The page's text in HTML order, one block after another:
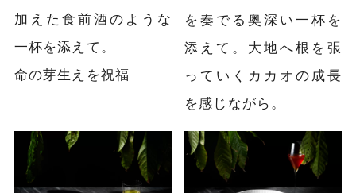
加えた食前酒のような
一杯を添えて。
命の芽生えを祝福
を奏でる奥深い一杯を
添えて。大地へ根を張
っていくカカオの成長
を感じながら。